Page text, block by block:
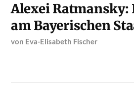
Alexei
am Bayerischen
von Eva-Elisabeth Fischer